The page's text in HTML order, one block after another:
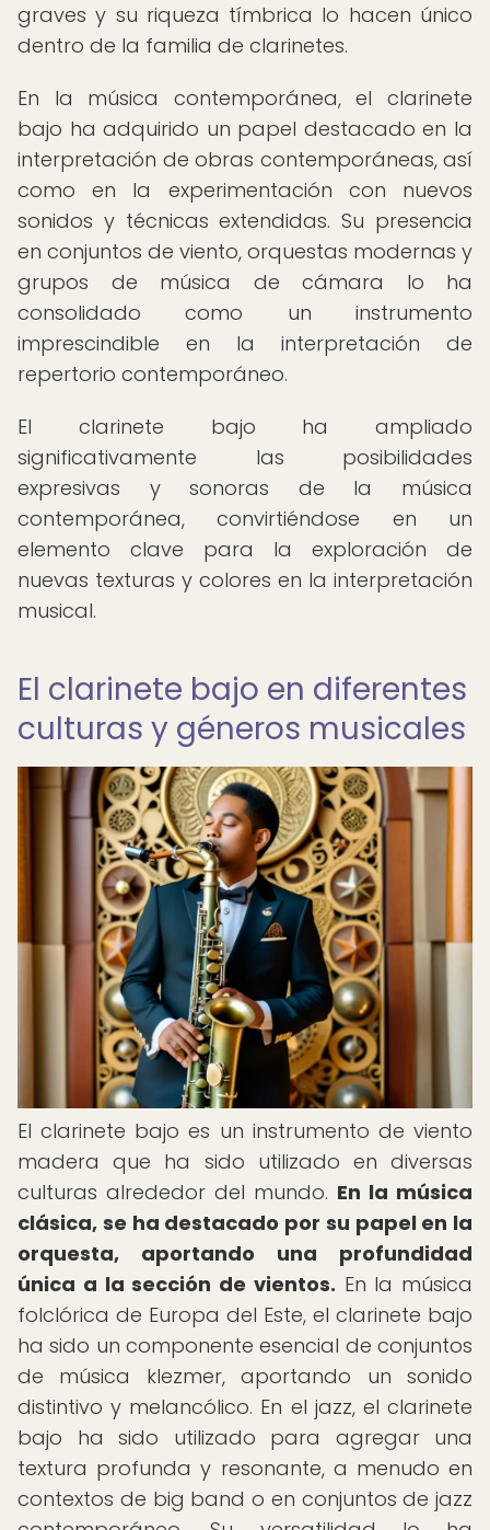
graves y su riqueza tímbrica lo hacen único
dentro de la familia de clarinetes.
En la música contemporánea, el clarinete
bajo ha adquirido un papel destacado en la
interpretación de obras contemporáneas, así
como en la experimentación con nuevos
sonidos y técnicas extendidas. Su presencia
en conjuntos de viento, orquestas modernas y
grupos de música de cámara lo ha
consolidado como un instrumento
imprescindible en la interpretación de
repertorio contemporáneo.
El clarinete bajo ha ampliado
significativamente las posibilidades
expresivas y sonoras de la música
contemporánea, convirtiéndose en un
elemento clave para la exploración de
nuevas texturas y colores en la interpretación
musical.
El clarinete bajo en diferentes
culturas y géneros musicales
El clarinete bajo es un instrumento de viento
madera que ha sido utilizado en diversas
culturas alrededor del mundo. En la música
clásica, se ha destacado por su papel en la
orquesta, aportando una profundidad
única a la sección de vientos. En la música
folclórica de Europa del Este, el clarinete bajo
ha sido un componente esencial de conjuntos
de música klezmer, aportando un sonido
distintivo y melancólico. En el jazz, el clarinete
bajo ha sido utilizado para agregar una
textura profunda y resonante, a menudo en
contextos de big band o en conjuntos de jazz